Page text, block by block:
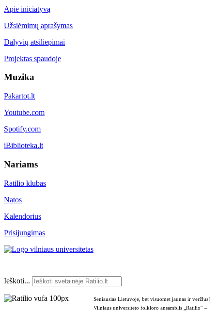
Apie iniciatyvą
Užsiėmimų aprašymas
Dalyvių atsiliepimai
Projektas spaudoje
Muzika
Pakartot.lt
Youtube.com
Spotify.com
iBiblioteka.lt
Nariams
Ratilio klubas
Natos
Kalendorius
Prisijungimas
Ieškoti...
Seniausias Lietuvoje, bet visuomet jaunas ir veržlus!
Vilniaus universiteto folkloro ansamblis „Ratilio“ –